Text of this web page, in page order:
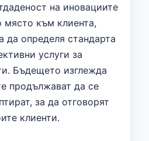
на иновациите
място към клиента,
да определя стандарта
услуги за
Бъдещето изглежда
продължават да се
за да отговорят
клиенти.